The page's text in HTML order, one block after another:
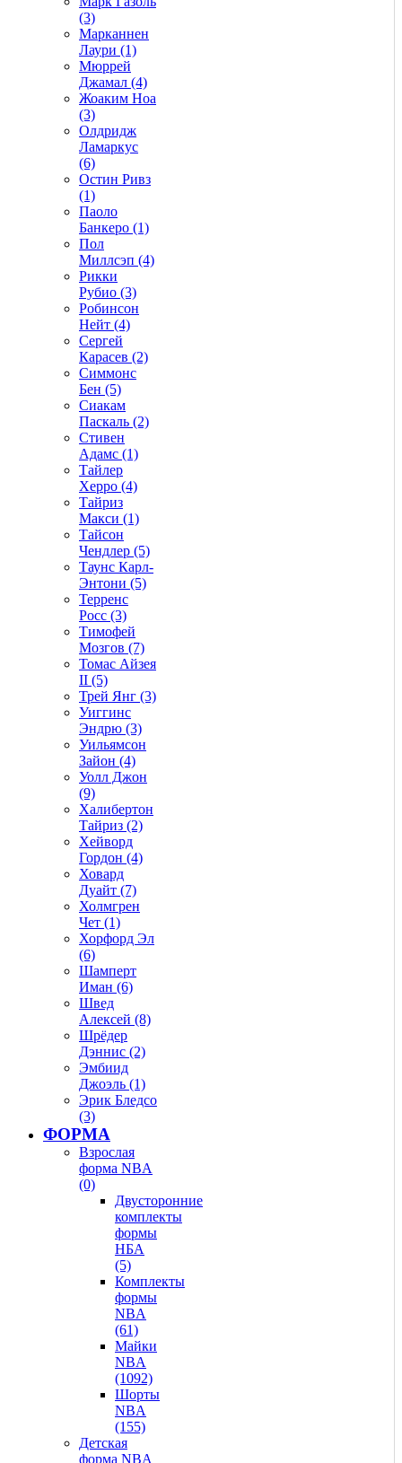
(3)
Марканнен
Лаури (1)
Мюррей
Джамал (4)
Жоаким Ноа
(3)
Олдридж
Ламаркус
(6)
Остин Ривз
(1)
Паоло
Банкеро (1)
Пол
Миллсэп (4)
Рикки
Рубио (3)
Робинсон
Нейт (4)
Сергей
Карасев (2)
Симмонс
Бен (5)
Сиакам
Паскаль (2)
Стивен
Адамс (1)
Тайлер
Херро (4)
Тайриз
Макси (1)
Тайсон
Чендлер (5)
Таунс Карл-
Энтони (5)
Терренс
Росс (3)
Тимофей
Мозгов (7)
Томас Айзея
II (5)
Трей Янг (3)
Уиггинс
Эндрю (3)
Уильямсон
Зайон (4)
Уолл Джон
(9)
Халибертон
Тайриз (2)
Хейворд
Гордон (4)
Ховард
Дуайт (7)
Холмгрен
Чет (1)
Хорфорд Эл
(6)
Шамперт
Иман (6)
Швед
Алексей (8)
Шрёдер
Дэннис (2)
Эмбиид
Джоэль (1)
Эрик Бледсо
(3)
ФОРМА
Взрослая
форма NBA
(0)
Двусторонние
комплекты
формы
НБА
(5)
Комплекты
формы
NBA
(61)
Майки
NBA
(1092)
Шорты
NBA
(155)
Детская
форма NBA